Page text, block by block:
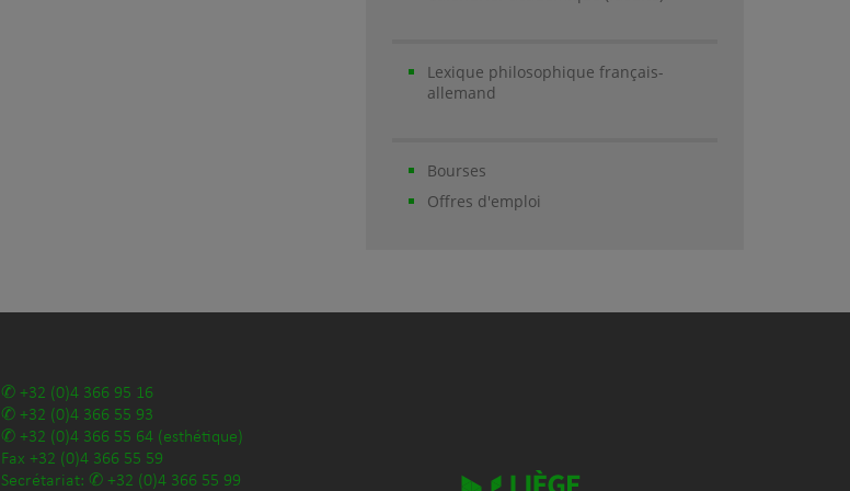
Lexique philosophique français-
allemand
Bourses
Offres d'emploi
+32 (0)4 366 95 16
+32 (0)4 366 55 93
+32 (0)4 366 55 64 (esthétique)
Fax +32 (0)4 366 55 59
Secrétariat:
+32 (0)4 366 55 99